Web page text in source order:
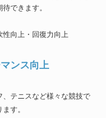
できます。
性向上・回復力向上
ンス向上
テニスなど様々な競技で
す。